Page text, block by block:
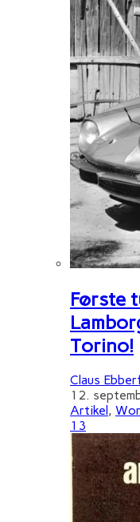
Første
Torino!
Claus
12.
Artikel ,
13